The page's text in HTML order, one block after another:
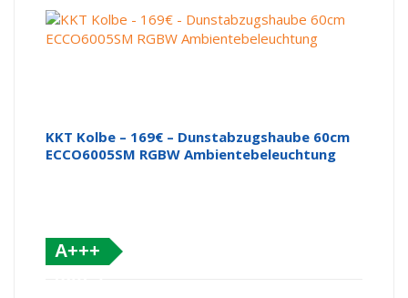
KKT Kolbe – 169€ – Dunstabzugshaube 60cm
ECCO6005SM RGBW Ambientebeleuchtung
A+++